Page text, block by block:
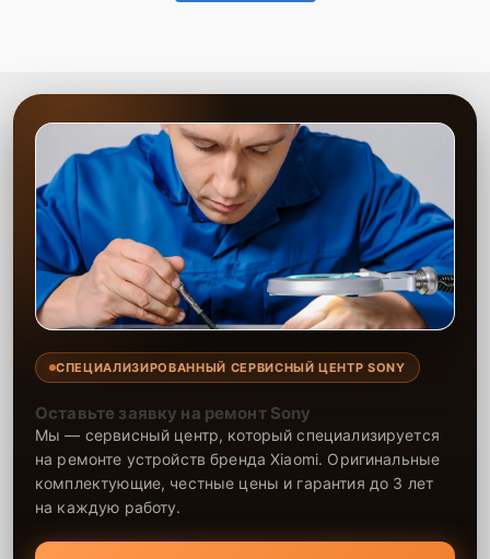
СПЕЦИАЛИЗИРОВАННЫЙ СЕРВИСНЫЙ ЦЕНТР SONY
Оставьте заявку на ремонт Sony
Мы — сервисный центр, который специализируется
на ремонте устройств бренда Xiaomi. Оригинальные
комплектующие, честные цены и гарантия до 3 лет
на каждую работу.